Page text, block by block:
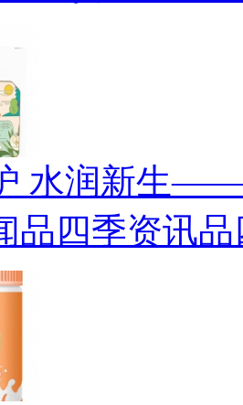
水润新生
品四季资讯品